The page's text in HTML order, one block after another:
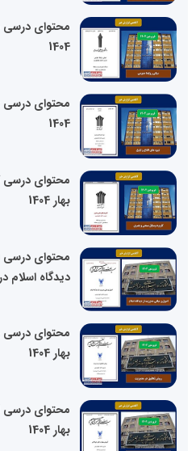
محتوای درسی
1404
محتوای درسی
1404
محتوای درسی
بهار 1404
محتوای درسی
دیدگاه اسلام در
محتوای
بهار 1404
محتوای
بهار 1404